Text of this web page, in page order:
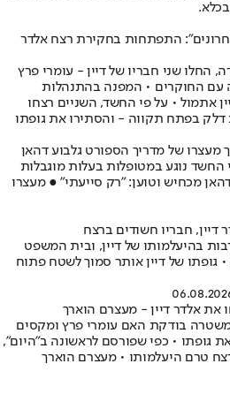
התפתחות בחקירת רצח אלדר
שני חבריו של דיין - עומרי פרץ
עם החוקרים • המפנה בהתנהלות
אתמול • על פי החשד, השניים רצחו
בפתח תקווה - והסתירו את גופתו
מעצרו של מדריך הספורט גלבוע דהאן
לפי החשד נוגע במטופלות בעלות מוגבלות
מכחיש וטוען: "רק סייעתי" ● מעצרו
דיין, חבריו חשודים ברצח
בהיעלמותו של דיין, ובית המשפט
גופתו של דיין אותר סמוך לשטח פתוח
אלדר דיין - מעצרם הוארך
בודקת האם עומרי פרץ ומקסים
גופתו • כפי שפורסם לראשונה ב"היום",
טרם היעלמותו • מעצרם הוארך